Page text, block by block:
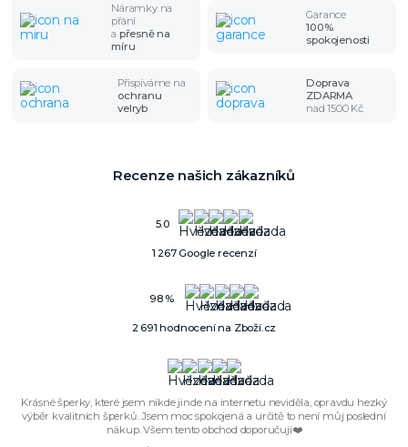
Náramky na
přání
a přesně na
míru
Garance
100%
spokojenosti
Přispíváme na
ochranu
velryb
Doprava
ZDARMA
nad 1500 Kč
Recenze našich zákazníků
5.0
1 267 Google recenzí
98 %
2 691 hodnocení na Zboží.cz
Krásné šperky, které jsem nikde jinde na internetu neviděla, opravdu hezký
výběr kvalitních šperků. Jsem moc spokojená a určitě to není můj poslední
nákup. Všem tento obchod doporučuji❤️